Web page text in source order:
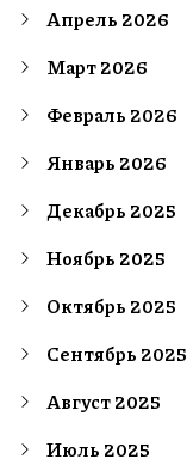
Апрель 2026
Март 2026
Февраль 2026
Январь 2026
Декабрь 2025
Ноябрь 2025
Октябрь 2025
Сентябрь 2025
Август 2025
Июль 2025